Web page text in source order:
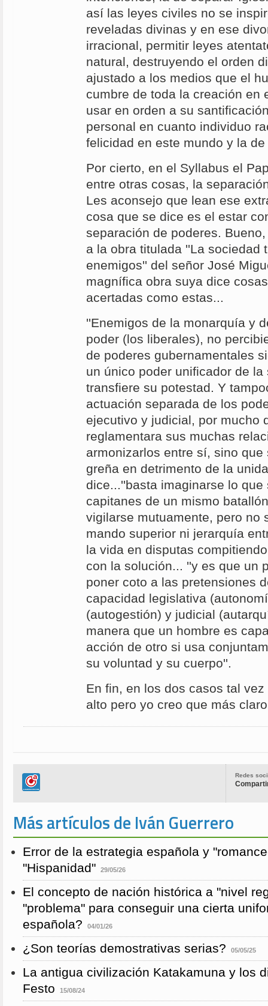
así las leyes civiles no se
reveladas divinas y en ese
irracional, permitir leyes
natural, destruyendo el orden
ajustado a los medios que el
cumbre de toda la creación en
usar en orden a su
personal en cuanto individuo
felicidad en este mundo y la
Por cierto, en el Syllabus el
entre otras cosas, la
Les aconsejo que lean ese
cosa que se dice es el estar
separación de poderes.
a la obra titulada ''La sociedad
enemigos'' del señor José
magnífica obra suya dice
acertadas como estas...
''Enemigos de la monarquía y
poder (los liberales), no
de poderes gubernamentales
un único poder unificador de
transfiere su potestad. Y
actuación separada de los
ejecutivo y judicial, por mucho
reglamentara sus muchas
armonizarlos entre sí, sino
greña en detrimento de la
dice...''basta imaginarse lo
capitanes de un mismo
vigilarse mutuamente, pero no
mando superior ni jerarquía
la vida en disputas
con la solución... ''y es que un
poner coto a las pretensiones
capacidad legislativa
(autogestión) y judicial
manera que un hombre es
acción de otro si usa
su voluntad y su cuerpo''.
En fin, en los dos casos tal
alto pero yo creo que más
Redes
Más artículos de Iván Guerrero
Error de la estrategia española y
"Hispanidad"
29/05/26
El concepto de nación histórica a "nivel
"problema" para conseguir una cierta
española?
04/01/26
¿Son teorías demostrativas serias? 05/05/25
La antigua civilización Katakamuna y los
Festo
15/08/24